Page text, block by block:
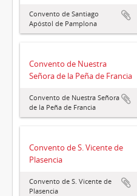
Convento de Santiago
Apóstol de Pamplona
Convento de Nuestra
Señora de la Peña de Francia
Convento de Nuestra Señora
de la Peña de Francia
Convento de S. Vicente de
Plasencia
Convento de S. Vicente de
Plasencia